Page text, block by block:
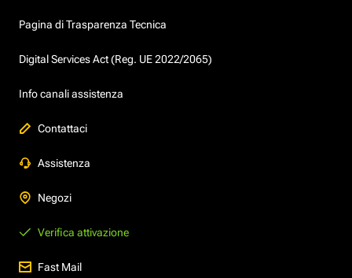
Pagina di Trasparenza Tecnica
Digital Services Act (Reg. UE 2022/2065)
Info canali assistenza
Contattaci
Assistenza
Negozi
Verifica attivazione
Fast Mail